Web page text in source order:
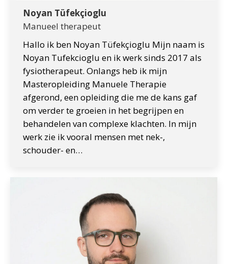
Noyan Tüfekçioglu
Manueel therapeut
Hallo ik ben Noyan Tüfekçioglu Mijn naam is
Noyan Tufekcioglu en ik werk sinds 2017 als
fysiotherapeut. Onlangs heb ik mijn
Masteropleiding Manuele Therapie
afgerond, een opleiding die me de kans gaf
om verder te groeien in het begrijpen en
behandelen van complexe klachten. In mijn
werk zie ik vooral mensen met nek-,
schouder- en…